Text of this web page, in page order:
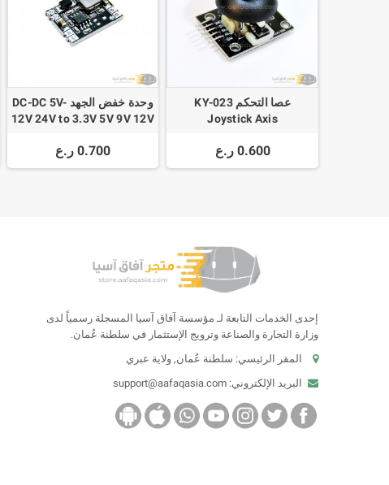
عصا التحكم KY-023
Joystick Axis
0.600 ر.ع
وحدة خفض الجهد DC-DC 5V-
12V 24V to 3.3V 5V 9V 12V
0.700 ر.ع
إحدى الخدمات التابعة لـ مؤسسة آفاق آسيا المسجلة رسمياً لدى
وزارة التجارة والصناعة وترويج الإستثمار في سلطنة عُمان.
المقر الرئيسي: سلطنة عُمان, ولاية عبري
البريد الإلكتروني: support@aafaqasia.com